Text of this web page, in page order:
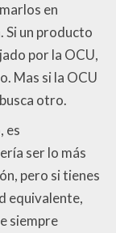
en
Si un producto
por la OCU,
Mas si la OCU
otro.
es
ser lo más
pero si tienes
equivalente,
siempre